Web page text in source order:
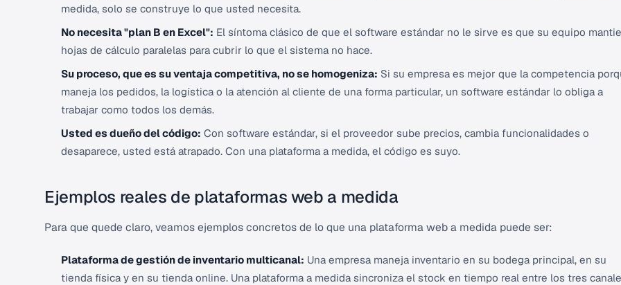
medida, solo se construye lo que usted necesita.
No necesita "plan B en Excel": El síntoma clásico de que el software estándar no le sirve es que su equipo
hojas de cálculo paralelas para cubrir lo que el sistema no hace.
Su proceso, que es su ventaja competitiva, no se homogeniza: Si su empresa es mejor que la competencia
maneja los pedidos, la logística o la atención al cliente de una forma particular, un software estándar lo obliga a
trabajar como todos los demás.
Usted es dueño del código: Con software estándar, si el proveedor sube precios, cambia funcionalidades o
desaparece, usted está atrapado. Con una plataforma a medida, el código es suyo.
Ejemplos reales de plataformas web a medida
Para que quede claro, veamos ejemplos concretos de lo que una plataforma web a medida puede ser:
Plataforma de gestión de inventario multicanal: Una empresa maneja inventario en su bodega principal, en su
tienda física y en su tienda online. Una plataforma a medida sincroniza el stock en tiempo real entre los tres